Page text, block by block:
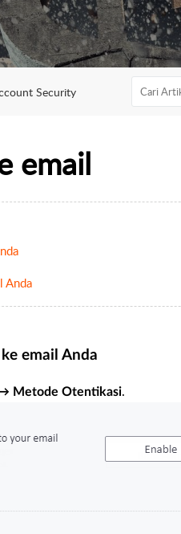
Security
email
Anda
email Anda
Metode Otentikasi.